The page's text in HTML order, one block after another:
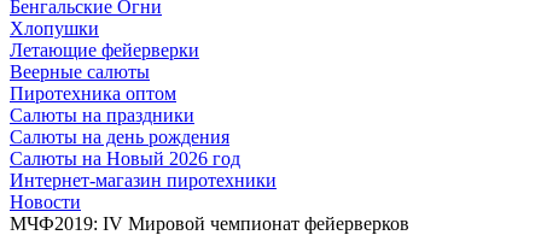
Бенгальские Огни
Хлопушки
Летающие фейерверки
Веерные салюты
Пиротехника оптом
Салюты на праздники
Салюты на день рождения
Салюты на Новый 2026 год
Интернет-магазин пиротехники
Новости
МЧФ2019: IV Мировой чемпионат фейерверков